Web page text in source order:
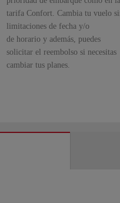
tarifa Confort. Cambia tu vuelo
limitaciones de fecha y/o
de horario y además, puedes
solicitar el reembolso si necesitas
cambiar tus planes.